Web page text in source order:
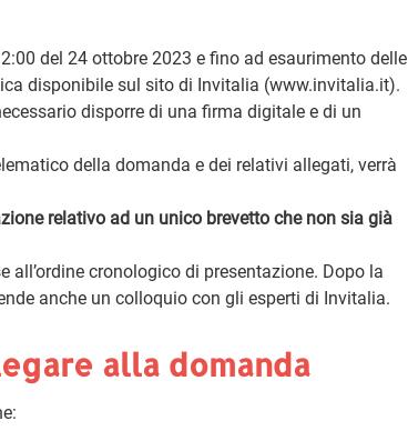
del 24 ottobre 2023 e fino ad esaurimento delle
disponibile sul sito di Invitalia (www.invitalia.it).
disporre di una firma digitale e di un
della domanda e dei relativi allegati, verrà
relativo ad un unico brevetto che non sia già
all’ordine cronologico di presentazione. Dopo la
anche un colloquio con gli esperti di Invitalia.
alla domanda